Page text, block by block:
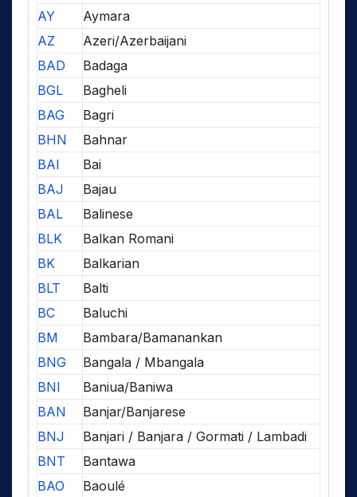
AY
Aymara
AZ
Azeri/Azerbaijani
BAD
Badaga
BGL
Bagheli
BAG
Bagri
BHN
Bahnar
BAI
Bai
BAJ
Bajau
BAL
Balinese
BLK
Balkan Romani
BK
Balkarian
BLT
Balti
BC
Baluchi
BM
Bambara/Bamanankan
BNG
Bangala / Mbangala
BNI
Baniua/Baniwa
BAN
Banjar/Banjarese
BNJ
Banjari / Banjara / Gormati / Lambadi
BNT
Bantawa
BAO
Baoulé